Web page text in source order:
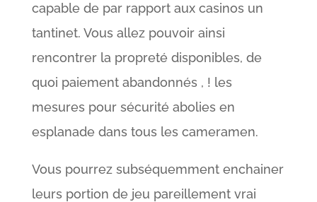
capable de par rapport aux casinos un
tantinet. Vous allez pouvoir ainsi
rencontrer la propreté disponibles, de
quoi paiement abandonnés , ! les
mesures pour sécurité abolies en
esplanade dans tous les cameramen.
Vous pourrez subséquemment enchainer
leurs portion de jeu pareillement vrai